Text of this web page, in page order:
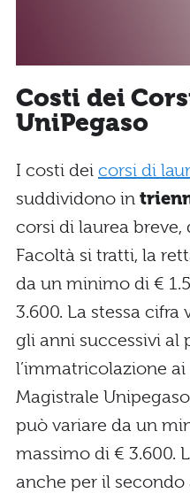
Costi dei
UniPegaso
I costi dei corsi di
suddividono in
corsi di laurea breve,
Facoltà si tratti, la
da un minimo di €
3.600. La stessa cifra
gli anni successivi al
l’immatricolazione
Magistrale
può variare da un
massimo di € 3.600.
anche per il